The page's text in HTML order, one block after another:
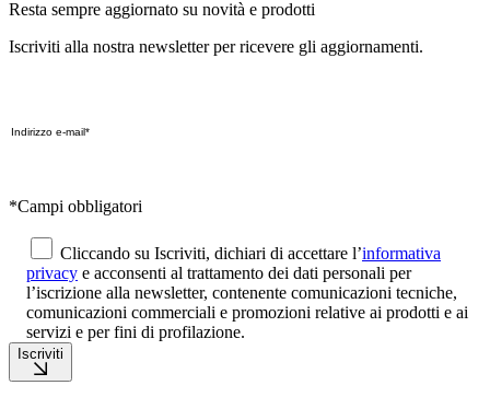
Resta sempre aggiornato su novità e prodotti
Iscriviti alla nostra newsletter per ricevere gli aggiornamenti.
*Campi obbligatori
Cliccando su Iscriviti, dichiari di accettare l’informativa
privacy e acconsenti al trattamento dei dati personali per
l’iscrizione alla newsletter, contenente comunicazioni tecniche,
comunicazioni commerciali e promozioni relative ai prodotti e ai
servizi e per fini di profilazione.
Iscriviti